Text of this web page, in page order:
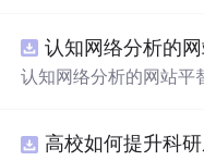
新领域的AI+数智化解
智能化发展。
认知网络分析的网站平
高校如何提升科